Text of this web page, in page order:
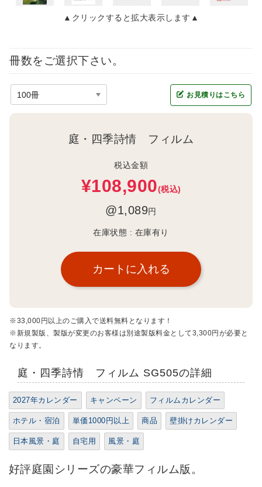
▲クリックすると拡大表示します▲
冊数をご選択下さい。
お見積りはこちら
庭・四季詩情 フィルム
税込金額
¥108,900(税込)
@1,089円
在庫状態 : 在庫有り
※33,000円以上のご購入で送料無料となります！
※新規製版、製版が変更のお客様は別途製版料金として3,300円が必要と
なります。
庭・四季詩情 フィルム SG505の詳細
2027年カレンダー キャンペーン フィルムカレンダー
ホテル・宿泊 単価1000円以上 商品 壁掛けカレンダー
日本風景・庭 自宅用 風景・庭
好評庭園シリーズの豪華フィルム版。